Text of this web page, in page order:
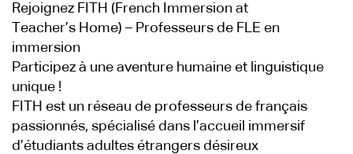
Rejoignez FITH (French Immersion at
Teacher’s Home) – Professeurs de FLE en
immersion
Participez à une aventure humaine et linguistique
unique !
FITH est un réseau de professeurs de français
passionnés, spécialisé dans l’accueil immersif
d’étudiants adultes étrangers désireux